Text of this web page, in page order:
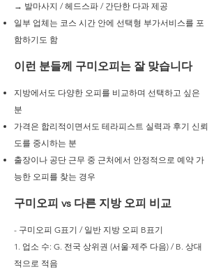
→ 발마사지 / 헤드스파 / 간단한 다과 제공
일부 업체는 코스 시간 안에 선택형 부가서비스를 포
함하기도 함
이런 분들께 구미오피는 잘 맞습니다
지방에서도 다양한 오피를 비교하며 선택하고 싶은
분
가격은 합리적이면서도 테라피스트 실력과 후기 신뢰
도를 중시하는 분
출장이나 공단 근무 중 근처에서 안정적으로 예약 가
능한 오피를 찾는 경우
구미오피 vs 다른 지방 오피 비교
- 구미오피 G표기 / 일반 지방 오피 B표기
1. 업소 수: G. 전국 상위권 (서울·제주 다음) / B. 상대
적으로 적음